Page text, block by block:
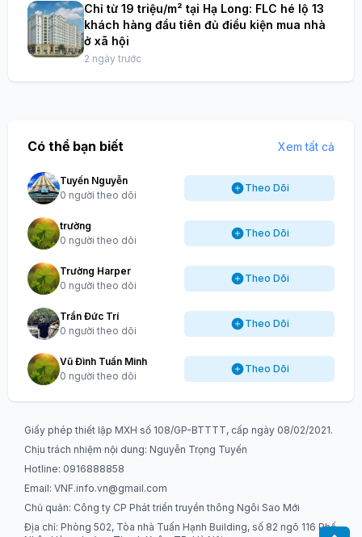
Chỉ từ 19 triệu/m² tại Hạ Long: FLC hé lộ 13
khách hàng đầu tiên đủ điều kiện mua nhà
ở xã hội
2 ngày trước
Có thể bạn biết Xem tất cả
Tuyến Nguyễn
0 người theo dõi
Theo Dõi
trường
0 người theo dõi
Theo Dõi
Trường Harper
0 người theo dõi
Theo Dõi
Trần Đức Trí
0 người theo dõi
Theo Dõi
Vũ Đình Tuấn Minh
0 người theo dõi
Theo Dõi
Giấy phép thiết lập MXH số 108/GP-BTTTT, cấp ngày 08/02/2021.
Chịu trách nhiệm nội dung: Nguyễn Trọng Tuyến
Hotline: 0916888858
Email: VNF.info.vn@gmail.com
Chủ quản: Công ty CP Phát triển truyền thông Ngôi Sao Mới
Địa chỉ: Phòng 502, Tòa nhà Tuấn Hạnh Building, số 82 ngõ 116 Phố